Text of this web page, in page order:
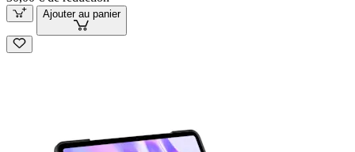
Ajouter au panier